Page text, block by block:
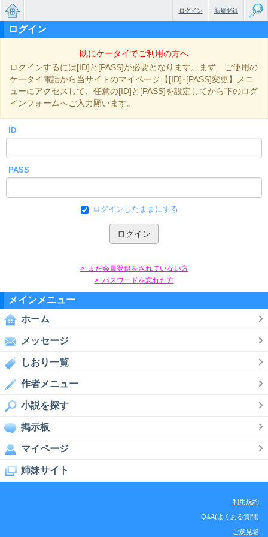
無料で
っと大
小説
新規登録
ログイン
ログイン
既にケータイでご利用の方へ
ログインするには[ID]と[PASS]が必要となります。まず、ご使用の
ケータイ電話から当サイトのマイページ【[ID]･[PASS]変更】メニ
ューにアクセスして、任意の[ID]と[PASS]を設定してから下のログ
インフォームへご入力願います。
ID
PASS
ログインしたままにする
> まだ会員登録をされていない方
> パスワードを忘れた方
メインメニュー
ホーム
メッセージ
しおり一覧
作者メニュー
小説を探す
掲示板
マイページ
姉妹サイト
利用規約
Q&A(よくある質問)
ご意見箱